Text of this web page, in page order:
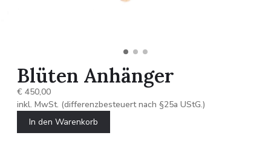
Blüten Anhänger
€ 450,00
inkl. MwSt. (differenzbesteuert nach §25a UStG.)
In den Warenkorb